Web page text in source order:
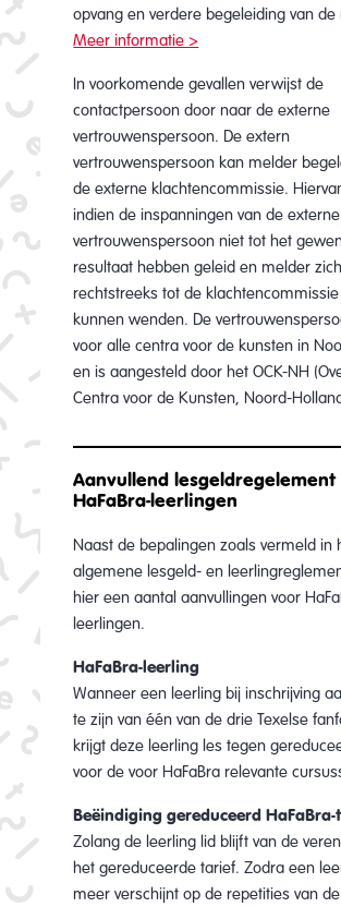
opvang en verdere begeleiding van de
Meer informatie >
In voorkomende gevallen verwijst de
contactpersoon door naar de externe
vertrouwenspersoon. De extern
vertrouwenspersoon kan melder
de externe klachtencommissie.
indien de inspanningen van de externe
vertrouwenspersoon niet tot het
resultaat hebben geleid en melder
rechtstreeks tot de
kunnen wenden. De
voor alle centra voor de kunsten in
en is aangesteld door het OCK-NH
Centra voor de Kunsten, Noord-
Aanvullend lesgeldregelement
HaFaBra-leerlingen
Naast de bepalingen zoals vermeld in
algemene lesgeld- en
hier een aantal aanvullingen voor
leerlingen.
HaFaBra-leerling
Wanneer een leerling bij inschrijving
te zijn van één van de drie Texelse
krijgt deze leerling les tegen
voor de voor HaFaBra relevante
Beëindiging gereduceerd
Zolang de leerling lid blijft van de
het gereduceerde tarief. Zodra een
meer verschijnt op de repetities van